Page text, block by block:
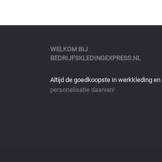
WELKOM BIJ
BEDRIJFSKLEDINGEXPRESS.NL
Altijd de goedkoopste in werkkleding en
personalisatie daarvan!